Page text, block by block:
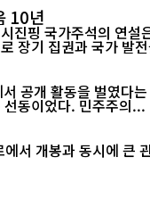
10년
핑 국가주석의 연
장기 집권과 국가 발
공개 활동을 벌였
선동이었다. 민주주의...
관심을 모으며 해외 화